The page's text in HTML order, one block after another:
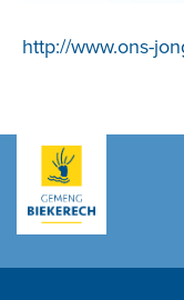
http://www.ons-